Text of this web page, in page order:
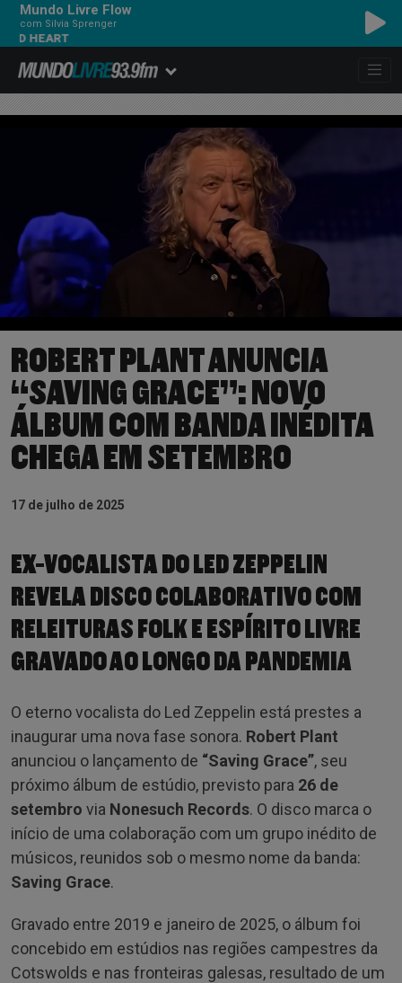
Mundo Livre Flow
com Silvia Sprenger
MIDNIGHT OIL - THE
ROBERT PLANT ANUNCIA
“SAVING GRACE”: NOVO
ÁLBUM COM BANDA INÉDITA
CHEGA EM SETEMBRO
17 de julho de 2025
EX-VOCALISTA DO LED ZEPPELIN
REVELA DISCO COLABORATIVO COM
RELEITURAS FOLK E ESPÍRITO LIVRE
GRAVADO AO LONGO DA PANDEMIA
O eterno vocalista do Led Zeppelin está prestes a
inaugurar uma nova fase sonora. Robert Plant
anunciou o lançamento de “Saving Grace”, seu
próximo álbum de estúdio, previsto para 26 de
setembro via Nonesuch Records. O disco marca o
início de uma colaboração com um grupo inédito de
músicos, reunidos sob o mesmo nome da banda:
Saving Grace.
Gravado entre 2019 e janeiro de 2025, o álbum foi
concebido em estúdios nas regiões campestres da
Cotswolds e nas fronteiras galesas, resultado de um